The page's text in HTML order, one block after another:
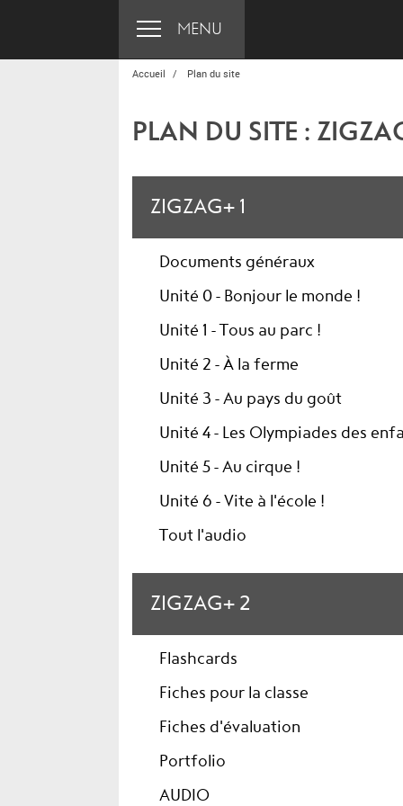
MENU
Accueil Plan du site
PLAN DU SITE :
ZIGZAG+ 1
Documents généraux
Unité 0 - Bonjour le monde !
Unité 1 - Tous au parc !
Unité 2 - À la ferme
Unité 3 - Au pays du goût
Unité 4 - Les Olympiades des
Unité 5 - Au cirque !
Unité 6 - Vite à l'école !
Tout l'audio
ZIGZAG+ 2
Flashcards
Fiches pour la classe
Fiches d'évaluation
Portfolio
AUDIO